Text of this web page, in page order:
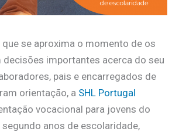
se aproxima o momento de os
decisões importantes acerca do seu
pais e encarregados de
orientação, a SHL Portugal
vocacional para jovens do
anos de escolaridade,